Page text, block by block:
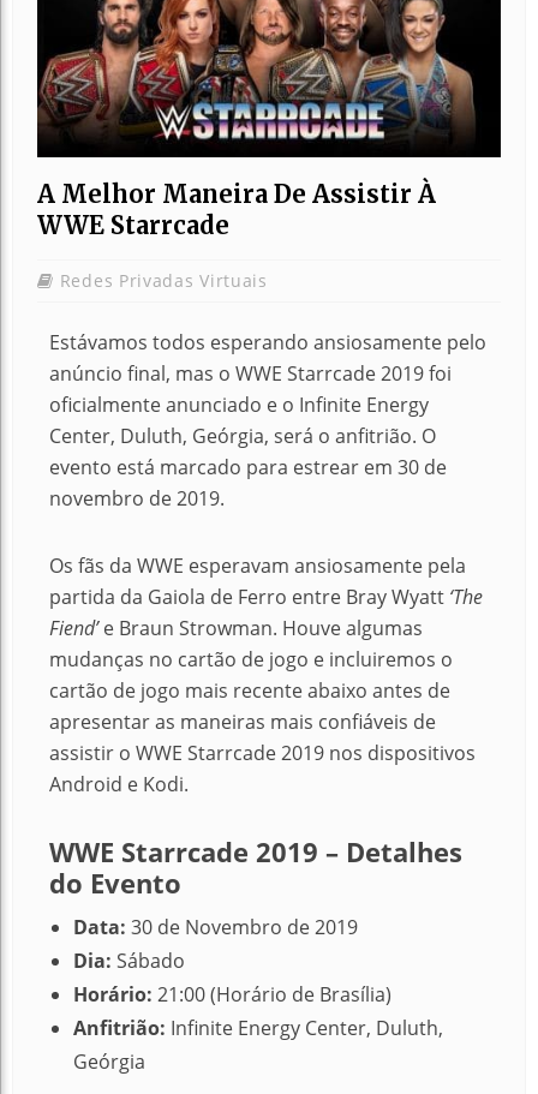
A Melhor Maneira De Assistir À
WWE Starrcade
Redes Privadas Virtuais
Estávamos todos esperando ansiosamente pelo
anúncio final, mas o WWE Starrcade 2019 foi
oficialmente anunciado e o Infinite Energy
Center, Duluth, Geórgia, será o anfitrião. O
evento está marcado para estrear em 30 de
novembro de 2019.
Os fãs da WWE esperavam ansiosamente pela
partida da Gaiola de Ferro entre Bray Wyatt ‘The
Fiend’e Braun Strowman. Houve algumas
mudanças no cartão de jogo e incluiremos o
cartão de jogo mais recente abaixo antes de
apresentar as maneiras mais confiáveis ​​de
assistir o WWE Starrcade 2019 nos dispositivos
Android e Kodi.
WWE Starrcade 2019 – Detalhes
do Evento
Data: 30 de Novembro de 2019
Dia: Sábado
Horário: 21:00 (Horário de Brasília)
Anfitrião: Infinite Energy Center, Duluth,
Geórgia